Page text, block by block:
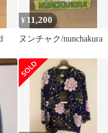
¥ 11,200
ヌンチャク/nunchakura